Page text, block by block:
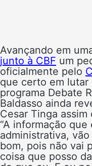
Avançando em
junto à CBF um
oficialmente pelo
que certo em lutar
programa Debate
Baldasso ainda
Cesar Tinga
“A informação
administrativa,
bom, pois não vai
coisa que posso